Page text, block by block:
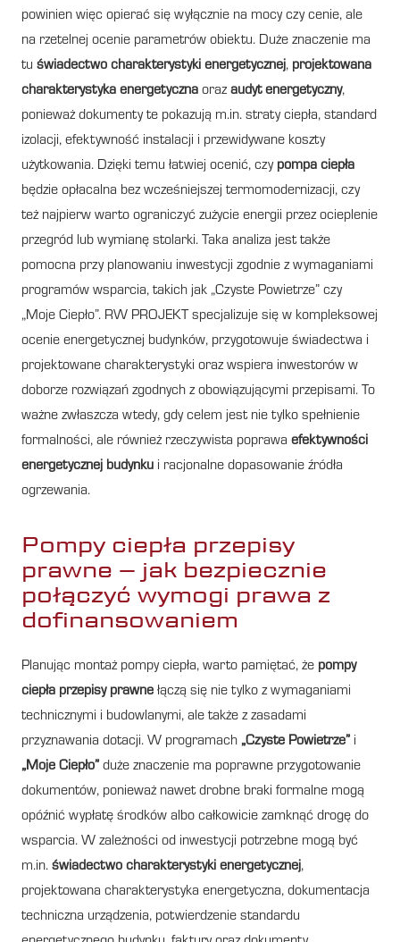
powinien więc opierać się wyłącznie na mocy czy cenie, ale
na rzetelnej ocenie parametrów obiektu. Duże znaczenie ma
tu świadectwo charakterystyki energetycznej, projektowana
charakterystyka energetyczna oraz audyt energetyczny,
ponieważ dokumenty te pokazują m.in. straty ciepła, standard
izolacji, efektywność instalacji i przewidywane koszty
użytkowania. Dzięki temu łatwiej ocenić, czy pompa ciepła
będzie opłacalna bez wcześniejszej termomodernizacji, czy
też najpierw warto ograniczyć zużycie energii przez ocieplenie
przegród lub wymianę stolarki. Taka analiza jest także
pomocna przy planowaniu inwestycji zgodnie z wymaganiami
programów wsparcia, takich jak „Czyste Powietrze” czy
„Moje Ciepło”. RW PROJEKT specjalizuje się w kompleksowej
ocenie energetycznej budynków, przygotowuje świadectwa i
projektowane charakterystyki oraz wspiera inwestorów w
doborze rozwiązań zgodnych z obowiązującymi przepisami. To
ważne zwłaszcza wtedy, gdy celem jest nie tylko spełnienie
formalności, ale również rzeczywista poprawa efektywności
energetycznej budynku i racjonalne dopasowanie źródła
ogrzewania.
Pompy ciepła przepisy
prawne – jak bezpiecznie
połączyć wymogi prawa z
dofinansowaniem
Planując montaż pompy ciepła, warto pamiętać, że pompy
ciepła przepisy prawne łączą się nie tylko z wymaganiami
technicznymi i budowlanymi, ale także z zasadami
przyznawania dotacji. W programach „Czyste Powietrze” i
„Moje Ciepło” duże znaczenie ma poprawne przygotowanie
dokumentów, ponieważ nawet drobne braki formalne mogą
opóźnić wypłatę środków albo całkowicie zamknąć drogę do
wsparcia. W zależności od inwestycji potrzebne mogą być
m.in. świadectwo charakterystyki energetycznej,
projektowana charakterystyka energetyczna, dokumentacja
techniczna urządzenia, potwierdzenie standardu